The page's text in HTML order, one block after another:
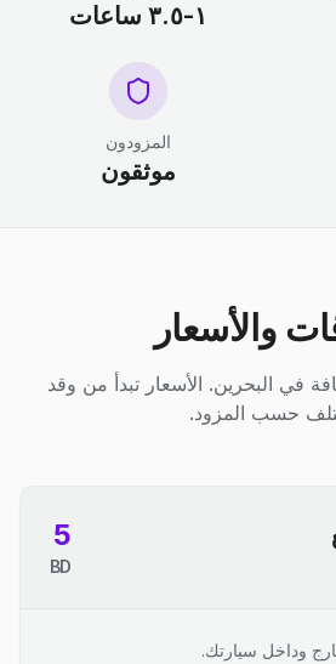
١-٣.٥ ساعات
المزودون
موثقون
والأسعار
في البحرين. الأسعار تبدأ من وقد
حسب المزود.
5
BD
وداخل سيارتك.